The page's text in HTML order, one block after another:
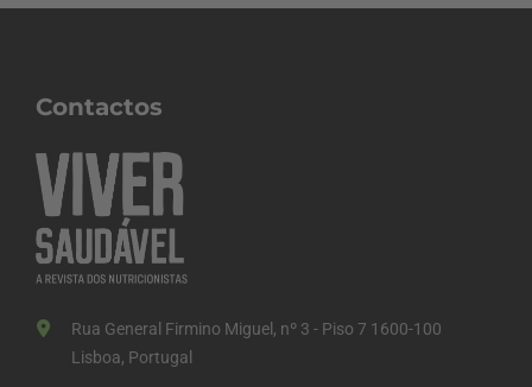
Contactos
Rua General Firmino Miguel, nº 3 - Piso 7 1600-100
Lisboa, Portugal